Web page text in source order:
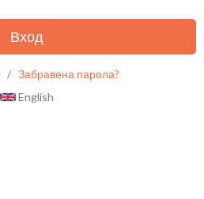
Вход
/ Забравена парола?
English